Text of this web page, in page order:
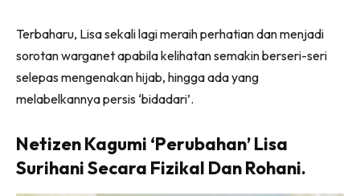
Terbaharu, Lisa sekali lagi meraih perhatian dan menjadi
sorotan warganet apabila kelihatan semakin berseri-seri
selepas mengenakan hijab, hingga ada yang
melabelkannya persis ‘bidadari’.
Netizen Kagumi ‘Perubahan’ Lisa
Surihani Secara Fizikal Dan Rohani.